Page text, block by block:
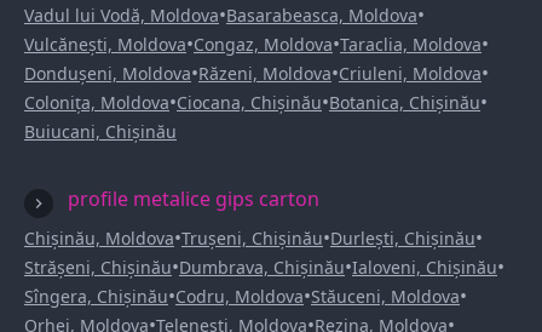
Vadul lui Vodă, Moldova•Basarabeasca, Moldova•
Vulcănești, Moldova•Congaz, Moldova•Taraclia, Moldova•
Dondușeni, Moldova•Răzeni, Moldova•Criuleni, Moldova•
Colonița, Moldova•Ciocana, Chișinău•Botanica, Chișinău•
Buiucani, Chișinău
profile metalice gips carton
Chișinău, Moldova•Trușeni, Chișinău•Durlești, Chișinău•
Strășeni, Chișinău•Dumbrava, Chișinău•Ialoveni, Chișinău•
Sîngera, Chișinău•Codru, Moldova•Stăuceni, Moldova•
Orhei, Moldova•Telenești, Moldova•Rezina, Moldova•